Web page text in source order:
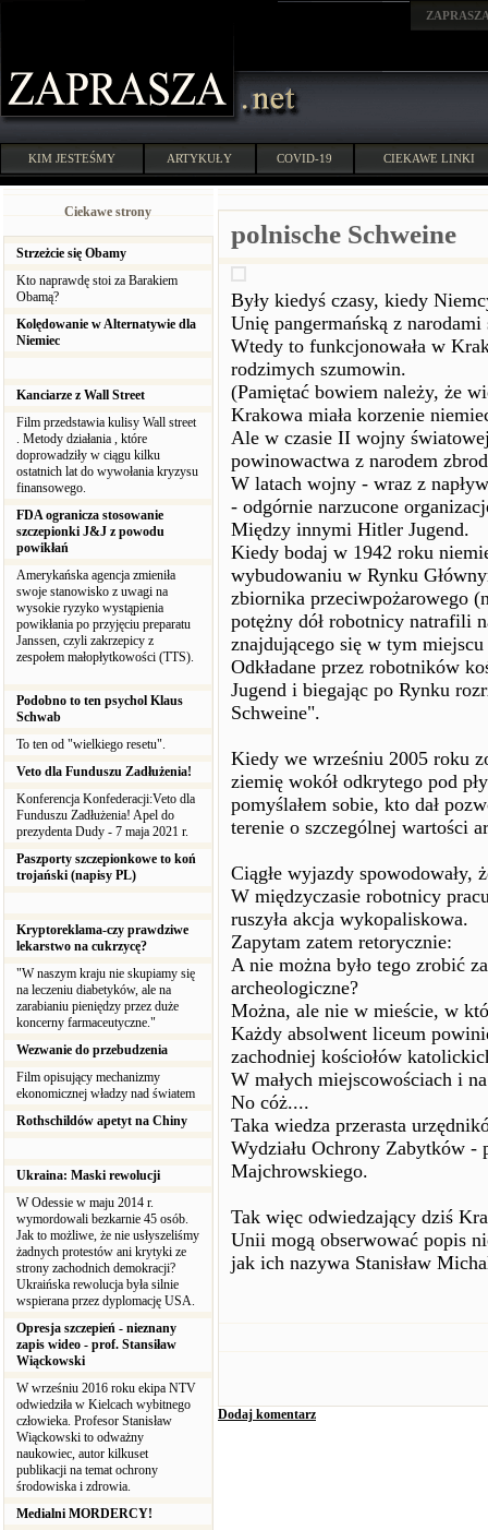
KIM JESTEŚMY ARTYKUŁY COVID-19 CIEKAWE LINKI
Ciekawe strony
Strzeżcie się Obamy
Kto naprawdę stoi za Barakiem
Obamą?
Kolędowanie w Alternatywie dla
Niemiec
Kanciarze z Wall Street
Film przedstawia kulisy Wall street
. Metody działania , które
doprowadziły w ciągu kilku
ostatnich lat do wywołania kryzysu
finansowego.
FDA ogranicza stosowanie
szczepionki J&J z powodu
powikłań
Amerykańska agencja zmieniła
swoje stanowisko z uwagi na
wysokie ryzyko wystąpienia
powikłania po przyjęciu preparatu
Janssen, czyli zakrzepicy z
zespołem małopłytkowości (TTS).
Podobno to ten psychol Klaus
Schwab
To ten od "wielkiego resetu".
Veto dla Funduszu Zadłużenia!
Konferencja Konfederacji:Veto dla
Funduszu Zadłużenia! Apel do
prezydenta Dudy - 7 maja 2021 r.
Paszporty szczepionkowe to koń
trojański (napisy PL)
Kryptoreklama-czy prawdziwe
lekarstwo na cukrzycę?
"W naszym kraju nie skupiamy się
na leczeniu diabetyków, ale na
zarabianiu pieniędzy przez duże
koncerny farmaceutyczne."
Wezwanie do przebudzenia
Film opisujący mechanizmy
ekonomicznej władzy nad światem
Rothschildów apetyt na Chiny
Ukraina: Maski rewolucji
W Odessie w maju 2014 r.
wymordowali bezkarnie 45 osób.
Jak to możliwe, że nie usłyszeliśmy
żadnych protestów ani krytyki ze
strony zachodnich demokracji?
Ukraińska rewolucja była silnie
wspierana przez dyplomację USA.
Opresja szczepień - nieznany
zapis wideo - prof. Stansiław
Wiąckowski
W wrześniu 2016 roku ekipa NTV
odwiedziła w Kielcach wybitnego
człowieka. Profesor Stanisław
Wiąckowski to odważny
naukowiec, autor kilkuset
publikacji na temat ochrony
środowiska i zdrowia.
Medialni MORDERCY!
polnische Schweine
Były kiedyś czasy, kiedy
Unię pangermańską z
Wtedy to funkcjonowała w
rodzimych szumowin.
(Pamiętać bowiem należy, że
Krakowa miała korzenie
Ale w czasie II wojny
powinowactwa z narodem
W latach wojny - wraz z
- odgórnie narzucone
Między innymi Hitler Jugend.
Kiedy bodaj w 1942 roku
wybudowaniu w Rynku
zbiornika przeciwpożarowego
potężny dół robotnicy natrafili
znajdującego się w tym miejscu
Odkładane przez robotników
Jugend i biegając po Rynku
Schweine".
Kiedy we wrześniu 2005 roku
ziemię wokół odkrytego pod
pomyślałem sobie, kto dał
terenie o szczególnej wartości
Ciągłe wyjazdy spowodowały,
W międzyczasie robotnicy
ruszyła akcja wykopaliskowa.
Zapytam zatem retorycznie:
A nie można było tego zrobić
archeologiczne?
Można, ale nie w mieście, w
Każdy absolwent liceum
zachodniej kościołów
W małych miejscowościach i
No cóż....
Taka wiedza przerasta
Wydziału Ochrony Zabytków -
Majchrowskiego.
Tak więc odwiedzający dziś
Unii mogą obserwować popis
jak ich nazywa Stanisław
Dodaj komentarz